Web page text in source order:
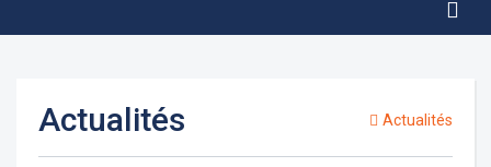
Actualités Actualités